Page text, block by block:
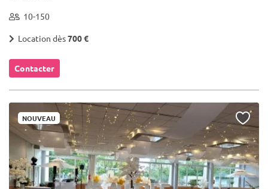
10-150
Location dès700 €
Contacter
NOUVEAU